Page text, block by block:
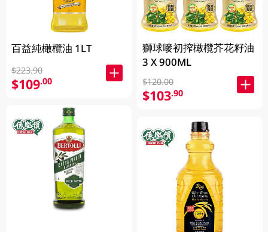
百益純橄欖油 1LT
$223.90
$109.00
獅球嘜初搾橄欖芥花籽油
3 X 900ML
$120.00
$103.90